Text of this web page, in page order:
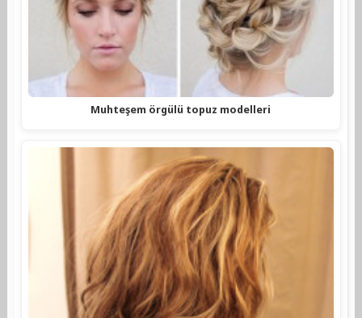
Muhteşem örgülü topuz modelleri